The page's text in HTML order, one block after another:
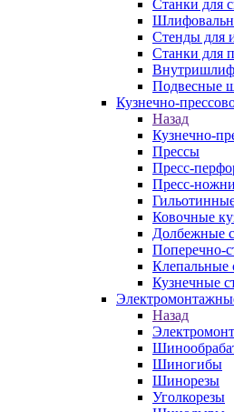
Станки для
Стенды для
Станки для
Подвесные
Кузнечно-
Назад
Кузнечно-
Прессы
Пресс-
Пресс-
Ковочные
Долбежные
Поперечно-
Клепальные
Кузнечные
Назад
Шиногибы
Шинорезы
Уголкорезы